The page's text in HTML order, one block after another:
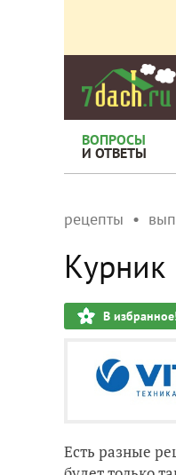
ВОПРОСЫ
И ОТВЕТЫ
рецепты
В
Есть разные